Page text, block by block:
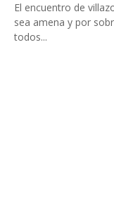
El encuentro de
sea amena y por
todos...